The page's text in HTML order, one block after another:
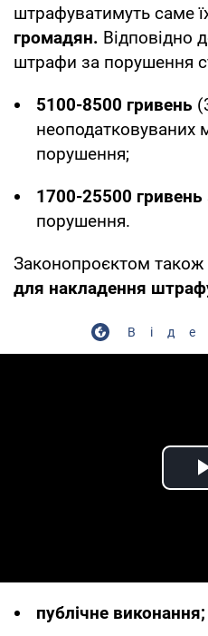
штрафуватимуть саме
громадян. Відповідно
штрафи за порушення
5100-8500 гривень
неоподатковуваних
порушення;
1700-25500 гривень
порушення.
Законопроєктом також
для накладення
публічне виконання;